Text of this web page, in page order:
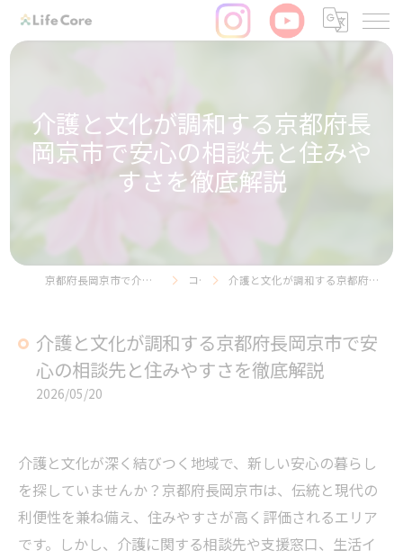
介護と文化が調和する京都府長
岡京市で安心の相談先と住みや
すさを徹底解説
京都府長岡京市で介護の求人ならリヴライフコア株式会社 コラム 介護と文化が調和する京都府長岡京市で安心の相談先と住みやすさを徹底解説
介護と文化が調和する京都府長岡京市で安
心の相談先と住みやすさを徹底解説
2026/05/20
介護と文化が深く結びつく地域で、新しい安心の暮らし
を探していませんか？京都府長岡京市は、伝統と現代の
利便性を兼ね備え、住みやすさが高く評価されるエリア
です。しかし、介護に関する相談先や支援窓口、生活イ